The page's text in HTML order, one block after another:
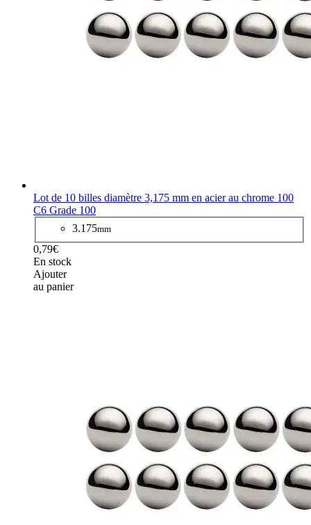
Lot de 10 billes diamètre 3,175 mm en acier au chrome 100
C6 Grade 100
3.175mm
0,79€
En stock
Ajouter
au panier